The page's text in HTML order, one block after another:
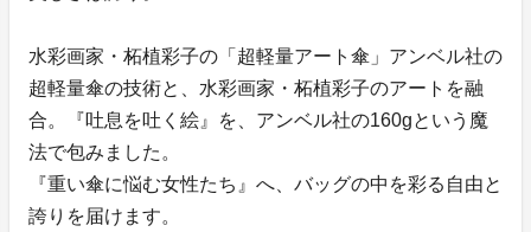
水彩画家・柘植彩子の「超軽量アート傘」アンベル社の
超軽量傘の技術と、水彩画家・柘植彩子のアートを融
合。『吐息を吐く絵』を、アンベル社の160gという魔
法で包みました。
『重い傘に悩む女性たち』へ、バッグの中を彩る自由と
誇りを届けます。